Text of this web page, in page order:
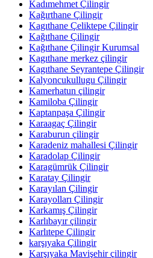
Kadımehmet Çilingir
Kağırthane Çilingir
Kagıthane Çeliktepe Çilingir
Kağıthane Çilingir
Kağıthane Çilingir Kurumsal
Kagıthane merkez çilingir
Kagıthane Seyrantepe Çilingir
Kalyoncukullugu Çilingir
Kamerhatun çilingir
Kamiloba Çilingir
Kaptanpaşa Çilingir
Karaagaç Çilingir
Karaburun çilingir
Karadeniz mahallesi Çilingir
Karadolap Çilingir
Karagümrük Çilingir
Karatay Çilingir
Karayılan Çilingir
Karayolları Çilingir
Karkamış Çilingir
Karlıbayır çilingir
Karlıtepe Çilingir
karşıyaka Çilingir
Karşıyaka Mavişehir çilingir